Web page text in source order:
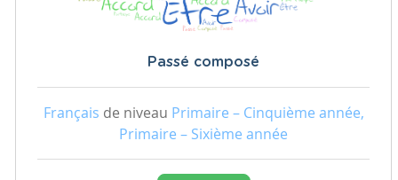
Passé composé
Français de niveau Primaire – Cinquième année,
Primaire – Sixième année